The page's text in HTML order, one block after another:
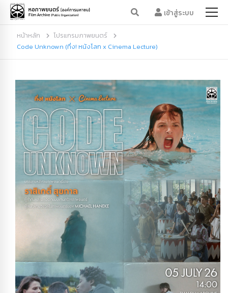
เข้าสู่ระบบ
หน้าหลัก
โปรแกรมภาพยนตร์
Code Unknown (ทึ่ง! หนังโลก x Cinema Lecture)